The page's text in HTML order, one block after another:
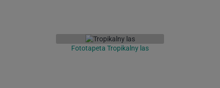
Fototapeta Tropikalny las